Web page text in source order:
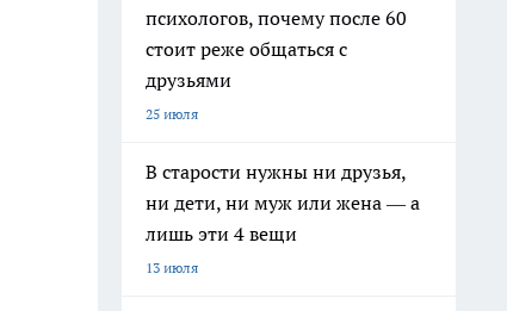
психологов, почему после 60
стоит реже общаться с
друзьями
25 июля
В старости нужны ни друзья,
ни дети, ни муж или жена — а
лишь эти 4 вещи
13 июля